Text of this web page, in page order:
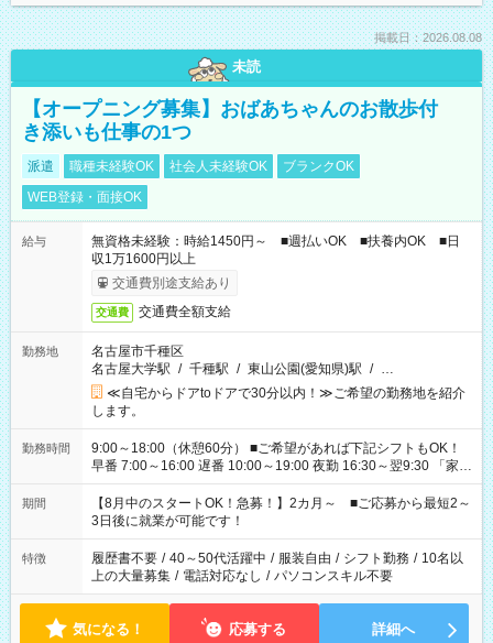
掲載日：2026.08.08
未読
【オープニング募集】おばあちゃんのお散歩付
き添いも仕事の1つ
派遣 職種未経験OK 社会人未経験OK
ブランクOK
WEB登録・面接OK
給与
無資格未経験：時給1450円～ ■週払いOK ■扶養内OK ■日
収1万1600円以上
交通費別途支給あり
交通費 交通費全額支給
勤務地
名古屋市千種区
名古屋大学駅 / 千種駅 / 東山公園(愛知県)駅 / …
≪自宅からドアtoドアで30分以内！≫ご希望の勤務地を紹介
します。
勤務時間
9:00～18:00（休憩60分） ■ご希望があれば下記シフトもOK！
早番 7:00～16:00 遅番 10:00～19:00 夜勤 16:30～翌9:30 「家族
と休みを合わせたい」 「余裕を持って夕飯の準備がしたい」
「できれば残業はしたくない」 など、ご希望を教えてください
ね。 ※Wワーク希望の方へ 今ご覧のお仕事で希望する勤務時間
と、もう1つのお仕事の勤務時間。 合計で週40時間を超える場
合は応募できません。
期間
【8月中のスタートOK！急募！】2カ月～ ■ご応募から最短2～
3日後に就業が可能です！
特徴 履歴書不要 / 40～50代活躍中 / 服装自由 / シフト勤務 / 10名以
上の大量募集 / 電話対応なし / パソコンスキル不要
気になる！ 応募する 詳細へ